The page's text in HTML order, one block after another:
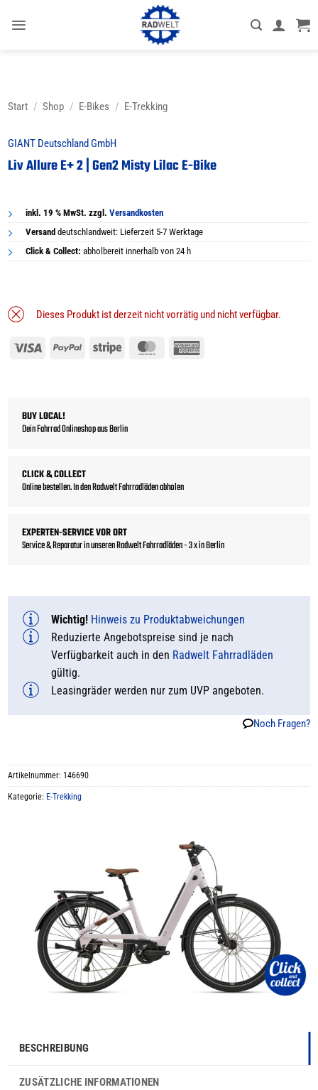
Inhalt
BESCHREIBUNG
ZUSÄTZLICHE INFORMATIONEN
Start / Shop / E-Bikes / E-Trekking
GIANT Deutschland GmbH
Liv Allure E+ 2 | Gen2 Misty Lilac E-Bike
inkl. 19 % MwSt. zzgl.Versandkosten
Versand deutschlandweit: Lieferzeit 5-7 Werktage
Click & Collect: abholbereit innerhalb von 24 h
Dieses Produkt ist derzeit nicht vorrätig und nicht verfügbar.
Visa PayPal Stripe MasterCard
BUY LOCAL!
Dein Fahrrad Onlineshop aus Berlin
CLICK & COLLECT
Online bestellen. In den Radwelt Fahrradläden abholen
EXPERTEN-SERVICE VOR ORT
Service & Reparatur in unseren Radwelt Fahrradläden - 3 x in Berlin
Wichtig! Hinweis zu Produktabweichungen
Reduzierte Angebotspreise sind je nach
Verfügbarkeit auch in den Radwelt Fahrradläden
gültig.
Leasingräder werden nur zum UVP angeboten.
Noch Fragen?
Artikelnummer: 146690
Kategorie: E-Trekking